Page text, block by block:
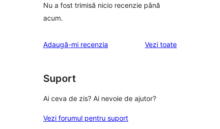
Nu a fost trimisă nicio recenzie până
acum.
Adaugă-mi recenzia Vezi toaterecenziile
Suport
Ai ceva de zis? Ai nevoie de ajutor?
Vezi forumul pentru suport